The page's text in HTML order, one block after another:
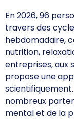
En 2026, 96
travers des
hebdomadaire,
nutrition,
entreprises, aux
propose une
nombreux
mental et de la